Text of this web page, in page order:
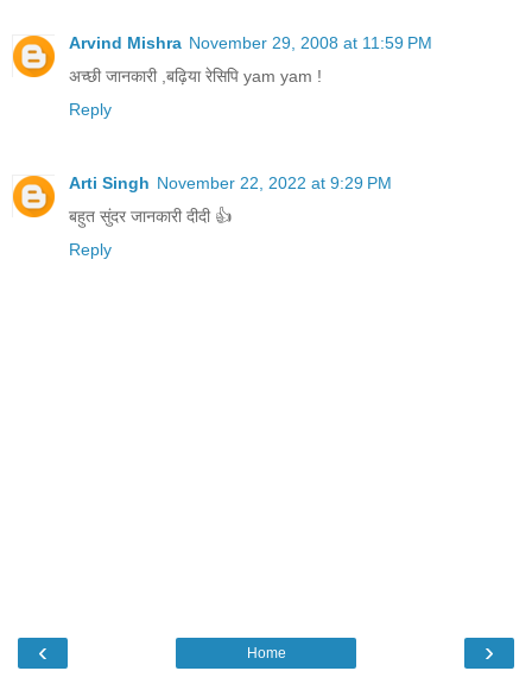
Arvind Mishra November 29, 2008 at 11:59 PM
अच्छी जानकारी ,बढ़िया रेसिपि yam yam !
Reply
Arti Singh November 22, 2022 at 9:29 PM
बहुत सुंदर जानकारी दीदी 👍
Reply
‹ ›
Home